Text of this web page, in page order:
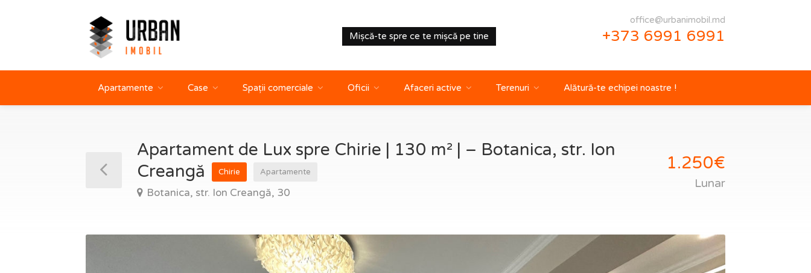
Mișcă-te spre ce te mișcă pe tine
office@urbanimobil.md
+373 6991 6991
Apartamente Case Spații comerciale Oficii Afaceri active Terenuri Alătură-te echipei noastre !
Apartament de Lux spre Chirie | 130 m² | – Botanica, str. Ion
Creangă
Chirie Apartamente
Botanica, str. Ion Creangă, 30
1.250€
Lunar